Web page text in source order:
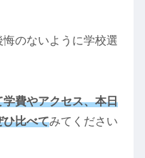
のないように学校選
費やアクセス、本日
ひ比べてみてください